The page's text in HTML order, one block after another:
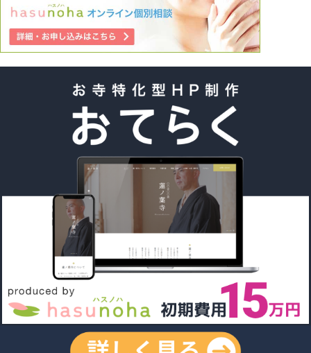
対して辟易します。 もうさすがにしんどい限界を超えまし
た。 この思考回路はどうしたらもっと建設的な方向に変え
られるでしょうか。 ご回答の程、よろしくお願い致しま
す。